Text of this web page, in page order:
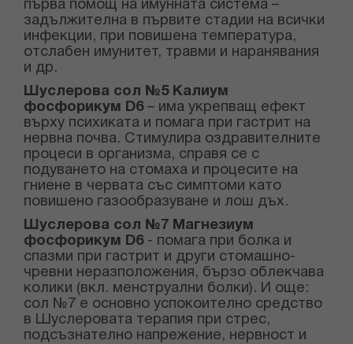
първа помощ на имунната система –
задължителна в първите стадии на всички
инфекции, при повишена температура,
отслабен имунитет, травми и наранявания
и др.
Шуслерова сол №5 Калиум
фосфорикум D6– има укрепващ ефект
върху психиката и помага при гастрит на
нервна почва. Стимулира оздравителните
процеси в организма, справя се с
подуването на стомаха и процесите на
гниене в червата със симптоми като
повишено газообразуване и лош дъх.
Шуслерова сол № 7 Магнезиум
фосфорикум D6- помага при болка и
спазми при гастрит и други стомашно-
чревни неразположения, бързо облекчава
колики (вкл. менструални болки). И още:
сол №7 е основно успокоително средство
в Шуслеровата терапия при стрес,
подсъзнателно напрежение, нервност и